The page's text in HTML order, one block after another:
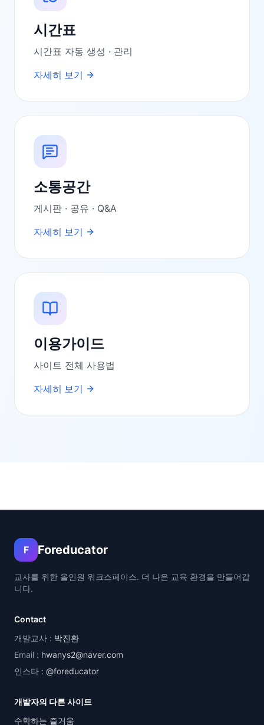
시간표
시간표 자동 생성 · 관리
자세히 보기
소통공간
게시판 · 공유 · Q&A
자세히 보기
이용가이드
사이트 전체 사용법
자세히 보기
F Foreducator
교사를 위한 올인원 워크스페이스. 더 나은 교육 환경을 만들어갑
니다.
Contact
개발교사 : 박진환
Email : hwanys2@naver.com
인스타 : @foreducator
개발자의 다른 사이트
수학하는 즐거움